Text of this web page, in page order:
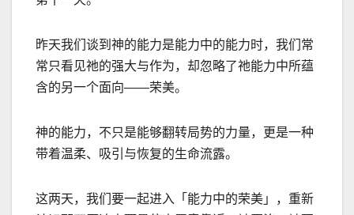
昨天我们谈到神的能力是能力中的能力时，我们常
常只看见祂的强大与作为，却忽略了祂能力中所蕴
含的另一个面向——荣美。
神的能力，不只是能够翻转局势的力量，更是一种
带着温柔、吸引与恢复的生命流露。
这两天，我们要一起进入「能力中的荣美」，重新